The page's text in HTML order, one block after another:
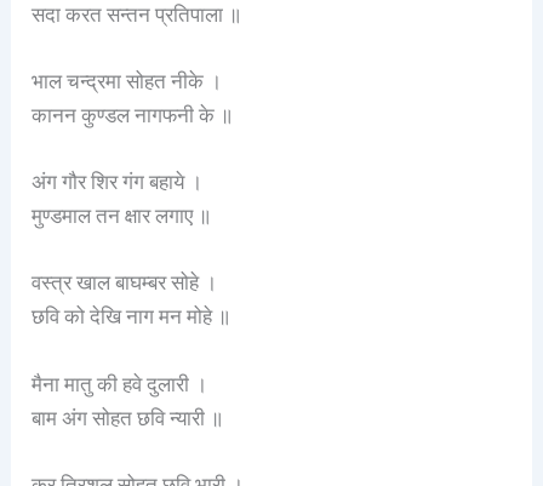
सदा करत सन्तन प्रतिपाला ॥
भाल चन्द्रमा सोहत नीके ।
कानन कुण्डल नागफनी के ॥
अंग गौर शिर गंग बहाये ।
मुण्डमाल तन क्षार लगाए ॥
वस्त्र खाल बाघम्बर सोहे ।
छवि को देखि नाग मन मोहे ॥
मैना मातु की हवे दुलारी ।
बाम अंग सोहत छवि न्यारी ॥